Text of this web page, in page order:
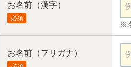
お名前（漢字）
必須
※
お名前（フリガナ）